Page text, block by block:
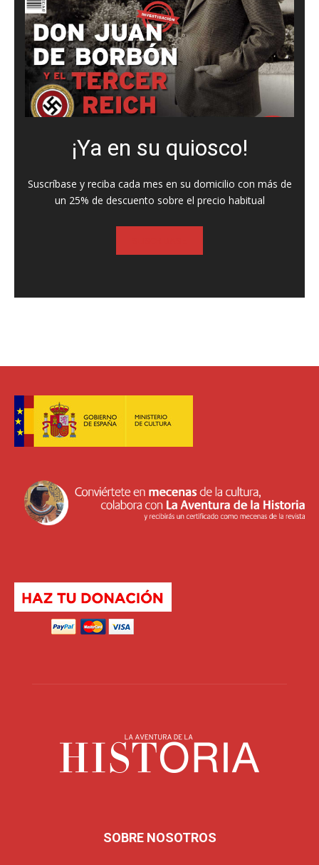
¡Ya en su quiosco!
Suscríbase y reciba cada mes en su domicilio con más de
un 25% de descuento sobre el precio habitual
SOBRE NOSOTROS